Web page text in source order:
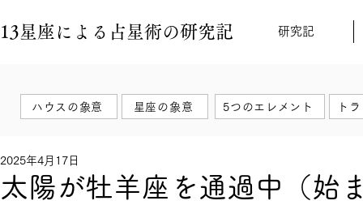
13星座による占星術の研究記 研究記
ハウスの象意 星座の象意 5つのエレメント ト
太陽が牡羊座を通過中（始
2025年4月17日